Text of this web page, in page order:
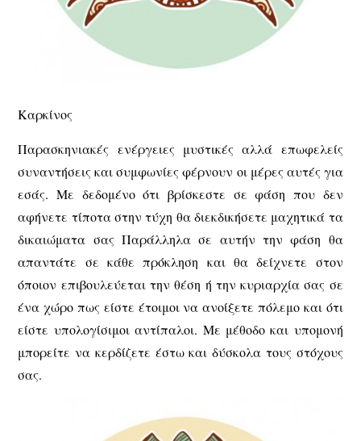
Καρκίνος
Παρασκηνιακές ενέργειες μυστικές αλλά επωφελείς
συναντήσεις και συμφωνίες φέρνουν οι μέρες αυτές για
εσάς. Με δεδομένο ότι βρίσκεστε σε φάση που δεν
αφήνετε τίποτα στην τύχη θα διεκδικήσετε μαχητικά τα
δικαιώματα σας Παράλληλα σε αυτήν την φάση θα
απαντάτε σε κάθε πρόκληση και θα δείχνετε στον
όποιον επιβουλεύεται την θέση ή την κυριαρχία σας σε
ένα χώρο πως είστε έτοιμοι να ανοίξετε πόλεμο και ότι
είστε υπολογίσιμοι αντίπαλοι. Με μέθοδο και υπομονή
μπορείτε να κερδίζετε έστω και δύσκολα τους στόχους
σας.